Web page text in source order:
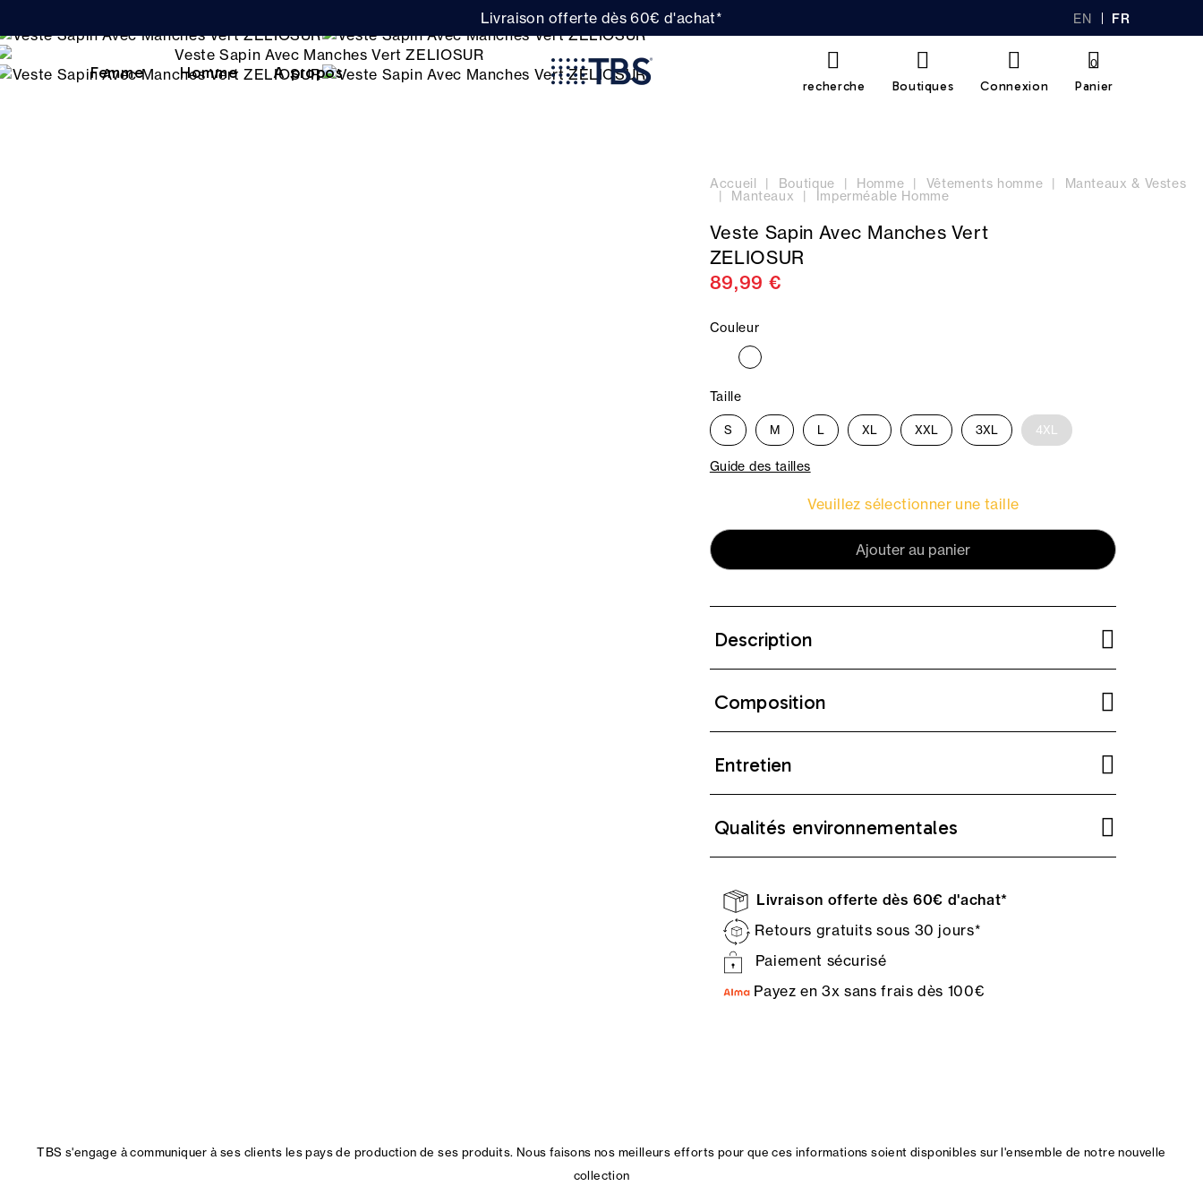
Livraison offerte dès 60€ d'achat* EN FR
Femme Homme A propos
recherche Boutiques Connexion Panier
0
Accueil Boutique Homme Vêtements homme Manteaux & Vestes
Manteaux Imperméable Homme
Veste Sapin Avec Manches Vert
ZELIOSUR
89,99 €
Couleur
Taille
S M L XL XXL 3XL 4XL
Guide des tailles
Veuillez sélectionner une taille
Ajouter au panier
Description
Composition
Entretien
Qualités environnementales
Livraison offerte dès 60€ d'achat*
Retours gratuits sous 30 jours*
Paiement sécurisé
Payez en 3x sans frais dès 100€
TBS s'engage à communiquer à ses clients les pays de production de ses produits. Nous faisons nos meilleurs efforts pour que ces informations soient disponibles sur l'ensemble de notre nouvelle
collection